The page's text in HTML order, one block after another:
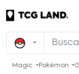
Magic Pokémon